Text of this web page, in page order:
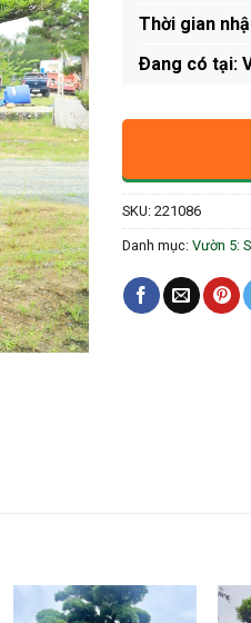
Thời gian
Ðang có tại:
SKU: 221086
Danh mục: Vườn 5: